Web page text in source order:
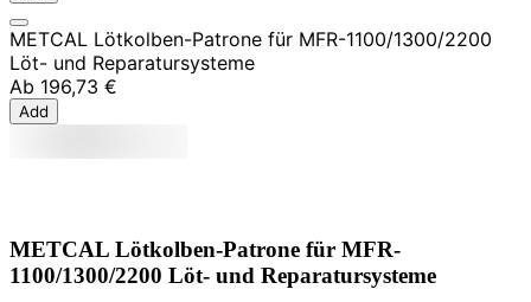
METCAL Lötkolben-Patrone für MFR-1100/1300/2200
Löt- und Reparatursysteme
Ab 196,73 €
Add
METCAL Lötkolben-Patrone für MFR-
1100/1300/2200 Löt- und Reparatursysteme